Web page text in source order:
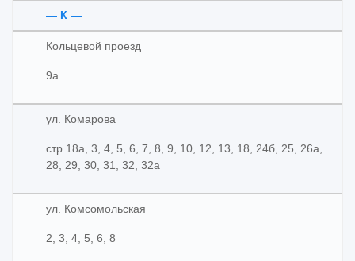
— К —
Кольцевой проезд
9а
ул. Комарова
стр 18а, 3, 4, 5, 6, 7, 8, 9, 10, 12, 13, 18, 24б, 25, 26а,
28, 29, 30, 31, 32, 32а
ул. Комсомольская
2, 3, 4, 5, 6, 8